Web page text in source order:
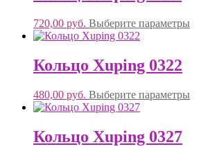
720,00 руб. Выберите параметры
Кольцо Xuping 0322
480,00 руб. Выберите параметры
Кольцо Xuping 0327